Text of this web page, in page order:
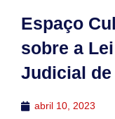
Espaço
sobre a
Judicial
abril 10, 2023